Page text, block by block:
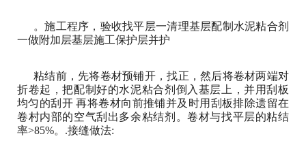
。施工程序，验收找平层一清理基层配制水泥粘合剂
一做附加层基层施工保护层并护
粘结前，先将卷材预铺开，找正，然后将卷材两端对
折卷起，把配制好的水泥粘合剂倒入基层上，并用刮板
均匀的刮开 再将卷材向前推铺并及时用刮板排除遗留在
卷村内部的空气刮出多余粘结剂。卷材与找平层的粘结
率>85%。.接缝做法: